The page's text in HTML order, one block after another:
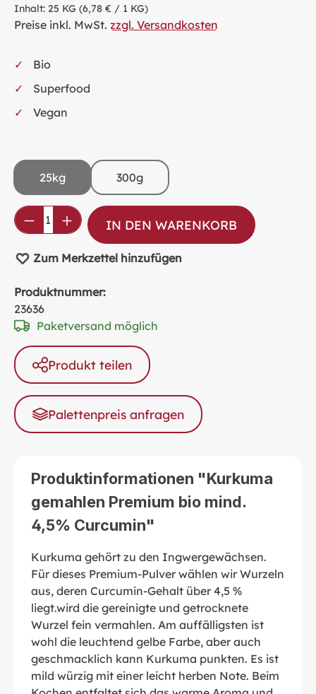
Inhalt: 25 KG (6,78 € / 1 KG)
Preise inkl. MwSt. zzgl. Versandkosten
Bio
Superfood
Vegan
25kg 300g
Produkt Anzahl: Gib den gewünschten
IN DEN WARENKORB
Zum Merkzettel hinzufügen
Produktnummer:
23636
Paketversand möglich
Produkt teilen
Palettenpreis anfragen
Produktinformationen "Kurkuma
gemahlen Premium bio mind.
4,5% Curcumin"
Kurkuma gehört zu den Ingwergewächsen.
Für dieses Premium-Pulver wählen wir Wurzeln
aus, deren Curcumin-Gehalt über 4,5 %
liegt.wird die gereinigte und getrocknete
Wurzel fein vermahlen. Am auffälligsten ist
wohl die leuchtend gelbe Farbe, aber auch
geschmacklich kann Kurkuma punkten. Es ist
mild würzig mit einer leicht herben Note. Beim